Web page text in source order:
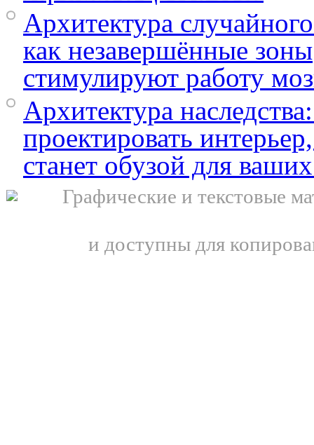
Архитектура
как незавершённые зоны
стимулируют работу
Архитектура
проектировать
станет обузой для
Графические и текстовые
и доступны для